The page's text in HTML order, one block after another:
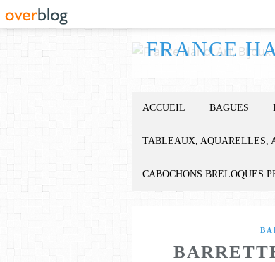
ACCUEIL BAGUES
TABLEAUX, AQUARELLES,
CABOCHONS BRELOQUES